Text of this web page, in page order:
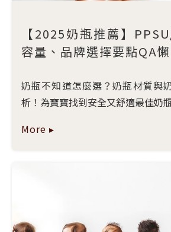
【2025奶瓶推薦】
容量、品牌選擇要點QA
奶瓶不知道怎麼選？奶瓶材質與
析！為寶寶找到安全又舒適最佳奶
More ▸